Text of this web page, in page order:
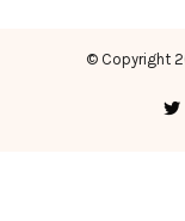
© Copyright